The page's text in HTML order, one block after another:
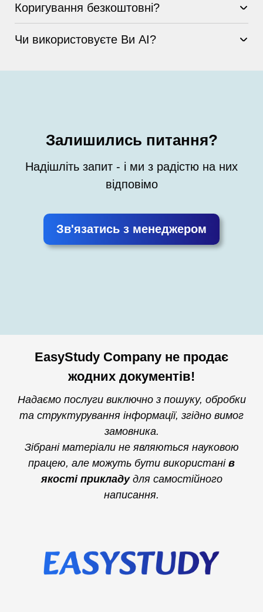
Коригування безкоштовні?
Чи використовуєте Ви AI?
Залишились питання?
Надішліть запит - і ми з радістю на них
відповімо
Зв'язатись з менеджером
EasyStudy Company не продає
жодних документів!
Надаємо послуги виключно з пошуку, обробки
та структурування інформації, згідно вимог
замовника.
Зібрані матеріали не являються науковою
працею, але можуть бути використані в
якості прикладудля самостійного
написання.